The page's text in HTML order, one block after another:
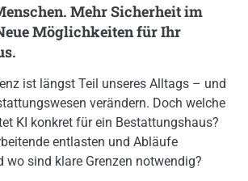
Mehr Sicherheit im
Möglichkeiten für Ihr
ist längst Teil unseres Alltags – und
verändern. Doch welche
KI konkret für ein Bestattungshaus?
entlasten und Abläufe
wo sind klare Grenzen notwendig?